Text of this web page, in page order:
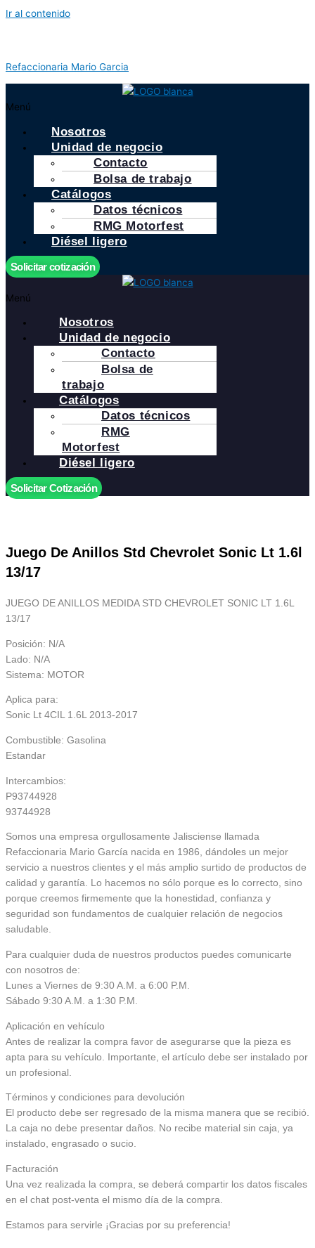
Ir al contenido
Refaccionaria Mario Garcia
Menú
Nosotros
Unidad de negocio
Contacto
Bolsa de trabajo
Catálogos
Datos técnicos
RMG Motorfest
Diésel ligero
Solicitar cotización
Menú
Nosotros
Unidad de negocio
Contacto
Bolsa de
trabajo
Catálogos
Datos técnicos
RMG
Motorfest
Diésel ligero
Solicitar Cotización
Juego De Anillos Std Chevrolet Sonic Lt 1.6l
13/17
JUEGO DE ANILLOS MEDIDA STD CHEVROLET SONIC LT 1.6L
13/17
Posición: N/A
Lado: N/A
Sistema: MOTOR
Aplica para:
Sonic Lt 4CIL 1.6L 2013-2017
Combustible: Gasolina
Estandar
Intercambios:
P93744928
93744928
Somos una empresa orgullosamente Jalisciense llamada
Refaccionaria Mario García nacida en 1986, dándoles un mejor
servicio a nuestros clientes y el más amplio surtido de productos de
calidad y garantía. Lo hacemos no sólo porque es lo correcto, sino
porque creemos firmemente que la honestidad, confianza y
seguridad son fundamentos de cualquier relación de negocios
saludable.
Para cualquier duda de nuestros productos puedes comunicarte
con nosotros de:
Lunes a Viernes de 9:30 A.M. a 6:00 P.M.
Sábado 9:30 A.M. a 1:30 P.M.
Aplicación en vehículo
Antes de realizar la compra favor de asegurarse que la pieza es
apta para su vehículo. Importante, el artículo debe ser instalado por
un profesional.
Términos y condiciones para devolución
El producto debe ser regresado de la misma manera que se recibió.
La caja no debe presentar daños. No recibe material sin caja, ya
instalado, engrasado o sucio.
Facturación
Una vez realizada la compra, se deberá compartir los datos fiscales
en el chat post-venta el mismo día de la compra.
Estamos para servirle ¡Gracias por su preferencia!